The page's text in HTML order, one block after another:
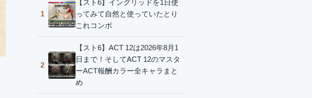
1
【スト6】イングリッドを1日使
ってみて自然と使っていたとり
これコンボ
2
【スト6】ACT 12は2026年8月1
日まで！そしてACT 12のマスタ
ーACT報酬カラー全キャラまと
め